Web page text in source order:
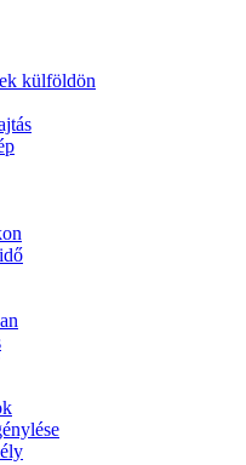
külföldön